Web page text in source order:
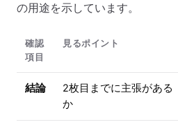
の用途を示しています。
確認
項目
見るポイント
結論
2枚目までに主張がある
か